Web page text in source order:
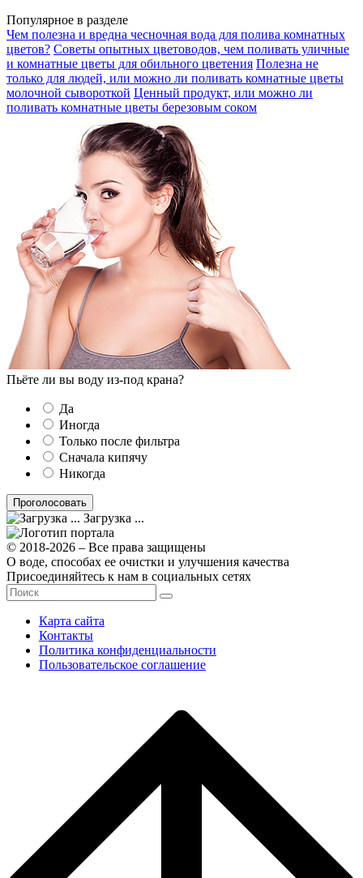
Популярное в разделе
Чем полезна и вредна чесночная вода для полива комнатных
цветов? Советы опытных цветоводов, чем поливать уличные
и комнатные цветы для обильного цветения Полезна не
только для людей, или можно ли поливать комнатные цветы
молочной сывороткой Ценный продукт, или можно ли
поливать комнатные цветы березовым соком
Пьёте ли вы воду из-под крана?
Да
Иногда
Только после фильтра
Сначала кипячу
Никогда
Загрузка ...
© 2018-2026 – Все права защищены
О воде, способах ее очистки и улучшения качества
Присоединяйтесь к нам в социальных сетях
Карта сайта
Контакты
Политика конфиденциальности
Пользовательское соглашение